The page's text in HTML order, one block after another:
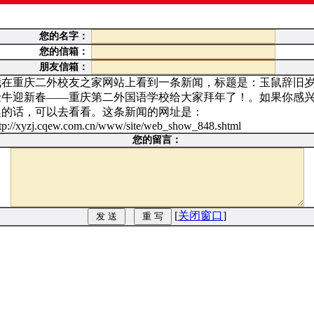
您的名字：
您的信箱：
朋友信箱：
重庆二外校友之家网站上看到一条新闻，标题是：玉鼠辞旧
迎新春——重庆第二外国语学校给大家拜年了！。如果你感
话，可以去看看。这条新闻的网址是：
xyzj.cqew.com.cn/www/site/web_show_848.shtml
您的留言：
[关闭窗口]